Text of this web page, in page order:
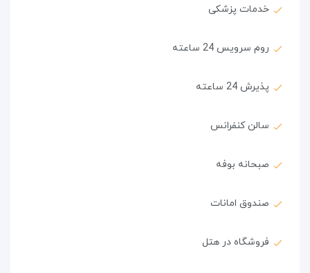
خدمات پزشکی
روم سرویس 24 ساعته
پذیرش 24 ساعته
سالن کنفرانس
صبحانه بوفه
صندوق امانات
فروشگاه در هتل